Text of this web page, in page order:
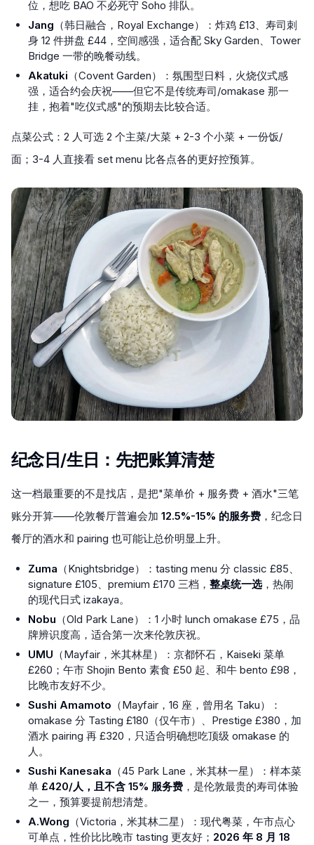
位，想吃 BAO 不必死守 Soho 排队。
Jang （韩日融合，Royal Exchange）：炸鸡 £13、寿司刺
身 12 件拼盘 £44，空间感强，适合配 Sky Garden、Tower
Bridge 一带的晚餐动线。
Akatuki （Covent Garden）：氛围型日料，火烧仪式感
强，适合约会庆祝——但它不是传统寿司/omakase 那一
挂，抱着"吃仪式感"的预期去比较合适。
点菜公式：2 人可选 2 个主菜/大菜 + 2-3 个小菜 + 一份饭/
面；3-4 人直接看 set menu 比各点各的更好控预算。
纪念日/生日：先把账算清楚
这一档最重要的不是找店，是把"菜单价 + 服务费 + 酒水"三笔
账分开算——伦敦餐厅普遍会加 12.5%-15% 的服务费 ，纪念日
餐厅的酒水和 pairing 也可能让总价明显上升。
Zuma （Knightsbridge）：tasting menu 分 classic £85、
signature £105、premium £170 三档， 整桌统一选，热闹
的现代日式 izakaya。
Nobu （Old Park Lane）：1 小时 lunch omakase £75，品
牌辨识度高，适合第一次来伦敦庆祝。
UMU （Mayfair，米其林星）：京都怀石，Kaiseki 菜单
£260；午市 Shojin Bento 素食 £50 起、和牛 bento £98，
比晚市友好不少。
Sushi Amamoto （Mayfair，16 座，曾用名 Taku）：
omakase 分 Tasting £180（仅午市）、Prestige £380，加
酒水 pairing 再 £320，只适合明确想吃顶级 omakase 的
人。
Sushi Kanesaka （45 Park Lane，米其林一星）：样本菜
单 £420/人，且不含 15% 服务费 ，是伦敦最贵的寿司体验
之一，预算要提前想清楚。
A.Wong （Victoria，米其林二星）：现代粤菜，午市点心
可单点，性价比比晚市 tasting 更友好； 2026 年 8 月 18